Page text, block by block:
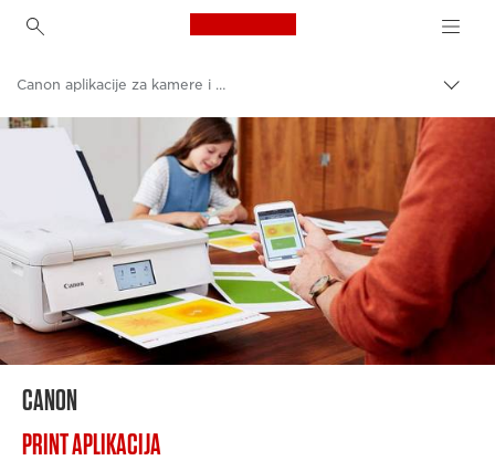
Canon Logo, back to
Canon
Canon aplikacije za kamere i štampače
CANON
PRINT APLIKACIJA